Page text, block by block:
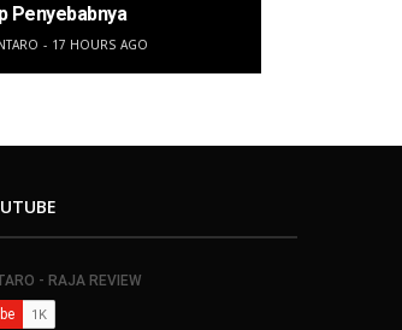
Penyebabnya
17 HOURS AGO